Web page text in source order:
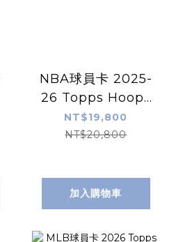
NBA球員卡 2025-
26 Topps Hoops
Basketball -
Jumbo Box 完整
NT$19,800
NT$20,800
加入購物車